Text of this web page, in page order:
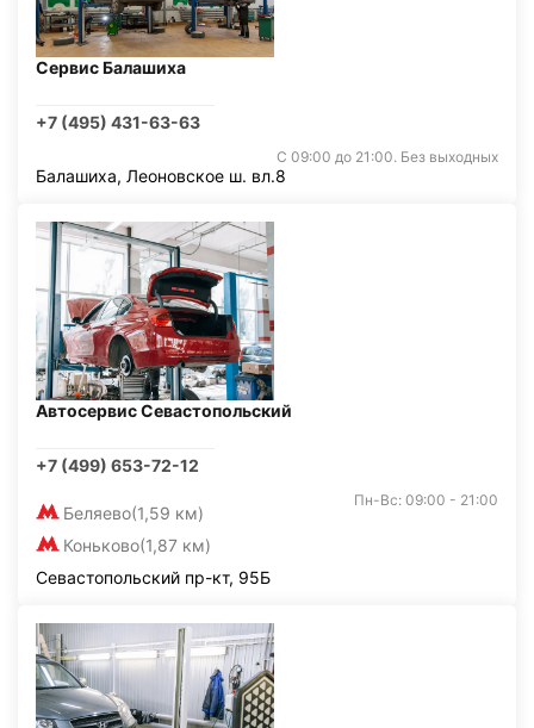
Сервис Балашиха
+7 (495) 431-63-63
С 09:00 до 21:00. Без выходных
Балашиха, Леоновское ш. вл.8
Автосервис Севастопольский
+7 (499) 653-72-12
Беляево(1,59 км)
Коньково(1,87 км)
Пн-Вс: 09:00 - 21:00
Севастопольский пр-кт, 95Б